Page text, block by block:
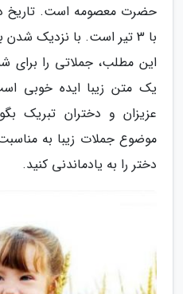
با 3 تیر است. با نزدیک
این مطلب، جملاتی را برای
یک متن زیبا ایده خوبی
عزیزان و دختران تبریک
موضوع جملات زیبا به
دختر را به یادماندنی کنید.